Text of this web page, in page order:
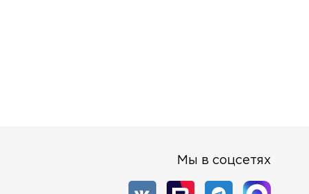
Мы в соцсетях